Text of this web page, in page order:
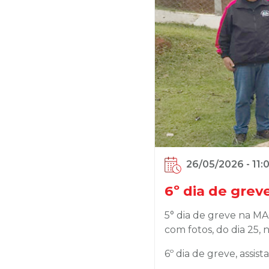
26/05/2026 -
6º dia de
5° dia de greve na
com fotos, do dia 25,
6º dia de greve,